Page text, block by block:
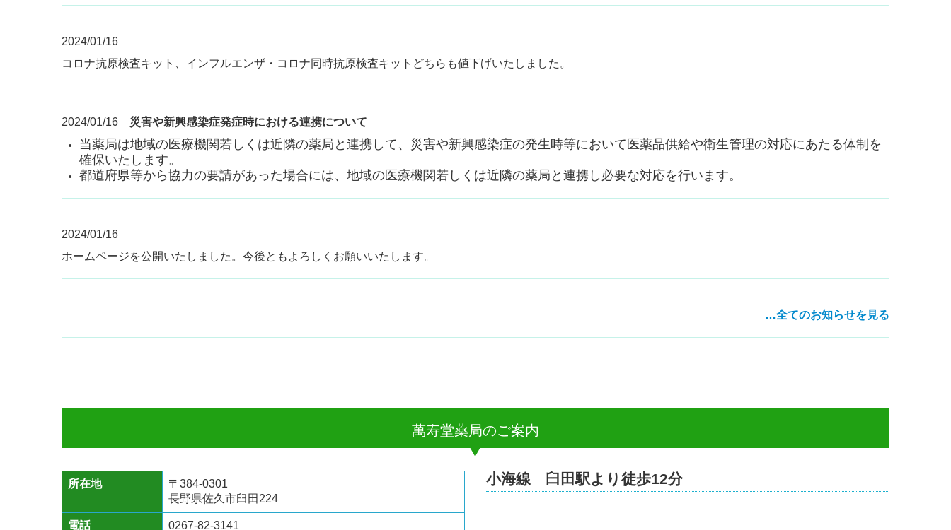
2024/01/16
コロナ抗原検査キット、インフルエンザ・コロナ同時抗原検査キットどちらも値下げいたしました。
2024/01/16 災害や新興感染症発症時における連携について
当薬局は地域の医療機関若しくは近隣の薬局と連携して、災害や新興感染症の発生時等において医薬品供給や衛生管理の対応にあたる体制を
確保いたします。
都道府県等から協力の要請があった場合には、地域の医療機関若しくは近隣の薬局と連携し必要な対応を行います。
2024/01/16
ホームページを公開いたしました。今後ともよろしくお願いいたします。
…全てのお知らせを見る
萬寿堂薬局のご案内
所在地
〒384-0301
長野県佐久市臼田224
電話 0267-82-3141
小海線 臼田駅より徒歩12分